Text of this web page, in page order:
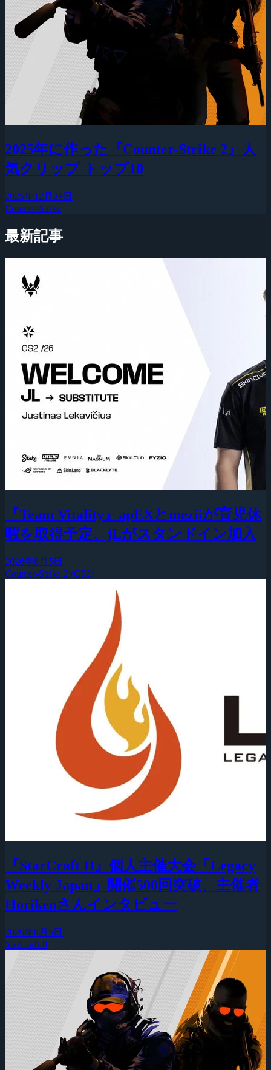
2025年に作った『Counter-Strike 2』人
気クリップ トップ10
2025年12月28日
Counter-Strike
最新記事
『Team Vitality』apEXとmeziiが育児休
暇を取得予定、jLがスタンドイン加入
2026年8月5日
Counter-Strike 2 (CS2)
『StarCraft II』個人主催大会「Legacy
Weekly Japan」開催500回突破、主催者
Horikenさんインタビュー
2026年8月5日
StarCraft II